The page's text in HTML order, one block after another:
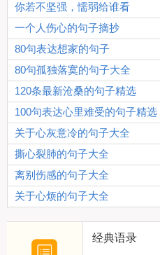
你若不坚强，懦弱给谁看
一个人伤心的句子摘抄
80句表达想家的句子
80句孤独落寞的句子大全
120条最新沧桑的句子精选
100句表达心里难受的句子精选
关于心灰意冷的句子大全
撕心裂肺的句子大全
离别伤感的句子大全
关于心烦的句子大全
经典语录